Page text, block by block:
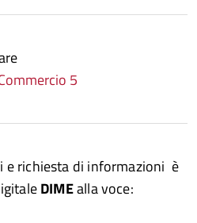
5
e richiesta di informazioni è
DIMEalla voce: